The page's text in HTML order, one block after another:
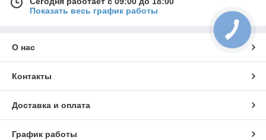
Показать весь график работы
О нас
Контакты
Доставка и оплата
График работы